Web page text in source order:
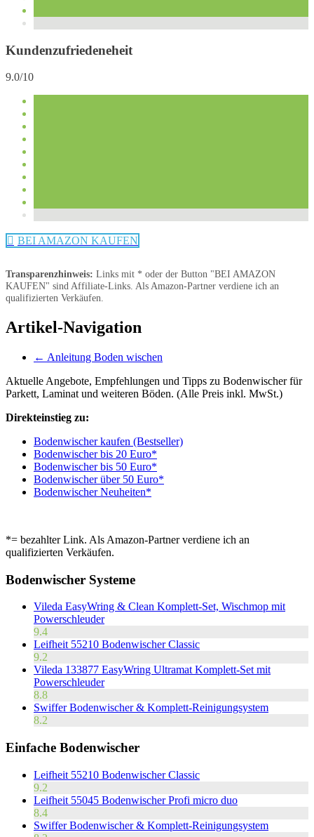
Kundenzufriedeneheit
9.0/10
BEI AMAZON KAUFEN
Transparenzhinweis: Links mit * oder der Button "BEI AMAZON
KAUFEN" sind Affiliate-Links. Als Amazon-Partner verdiene ich an
qualifizierten Verkäufen.
Artikel-Navigation
← Anleitung Boden wischen
Aktuelle Angebote, Empfehlungen und Tipps zu Bodenwischer für
Parkett, Laminat und weiteren Böden. (Alle Preis inkl. MwSt.)
Direkteinstieg zu:
Bodenwischer kaufen (Bestseller)
Bodenwischer bis 20 Euro*
Bodenwischer bis 50 Euro*
Bodenwischer über 50 Euro*
Bodenwischer Neuheiten*
*= bezahlter Link. Als Amazon-Partner verdiene ich an
qualifizierten Verkäufen.
Bodenwischer Systeme
Vileda EasyWring & Clean Komplett-Set, Wischmop mit
Powerschleuder
9.4
Leifheit 55210 Bodenwischer Classic
9.2
Vileda 133877 EasyWring Ultramat Komplett-Set mit
Powerschleuder
8.8
Swiffer Bodenwischer & Komplett-Reinigungsystem
8.2
Einfache Bodenwischer
Leifheit 55210 Bodenwischer Classic
9.2
Leifheit 55045 Bodenwischer Profi micro duo
8.4
Swiffer Bodenwischer & Komplett-Reinigungsystem